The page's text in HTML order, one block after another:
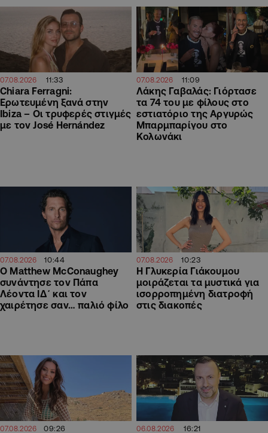
07.08.2026 11:33
Chiara Ferragni:
Ερωτευμένη ξανά στην
Ibiza – Οι τρυφερές στιγμές
με τον José Hernández
07.08.2026 11:09
Λάκης Γαβαλάς: Γιόρτασε
τα 74 του με φίλους στο
εστιατόριο της Αργυρώς
Μπαρμπαρίγου στο
Κολωνάκι
07.08.2026 10:44
Ο Matthew McConaughey
συνάντησε τον Πάπα
Λέοντα ΙΔ΄ και τον
χαιρέτησε σαν… παλιό φίλο
07.08.2026 10:23
H Γλυκερία Γιάκουμου
μοιράζεται τα μυστικά για
ισορροπημένη διατροφή
στις διακοπές
07.08.2026 09:26 06.08.2026 16:21